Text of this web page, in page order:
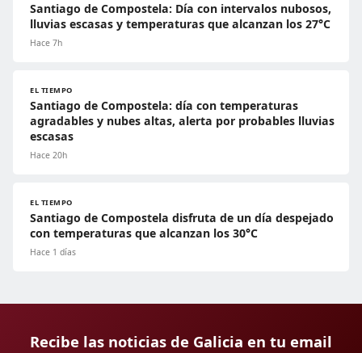
Santiago de Compostela: Día con intervalos nubosos,
lluvias escasas y temperaturas que alcanzan los 27°C
Hace 7h
EL TIEMPO
Santiago de Compostela: día con temperaturas
agradables y nubes altas, alerta por probables lluvias
escasas
Hace 20h
EL TIEMPO
Santiago de Compostela disfruta de un día despejado
con temperaturas que alcanzan los 30°C
Hace 1 días
Recibe las noticias de Galicia en tu email